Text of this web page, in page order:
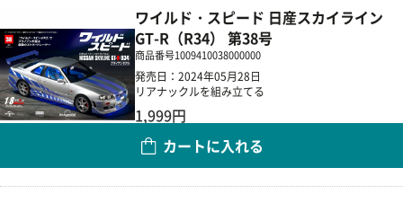
ワイルド・スピード 日産スカイライン
GT-R（R34） 第38号
商品番号1009410038000000
発売日：2024年05月28日
リアナックルを組み立てる
1,999円
カートに入れる